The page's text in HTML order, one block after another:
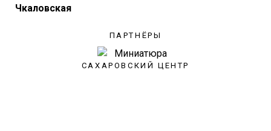
Чкаловская
ПАРТНЁРЫ
САХАРОВСКИЙ ЦЕНТР